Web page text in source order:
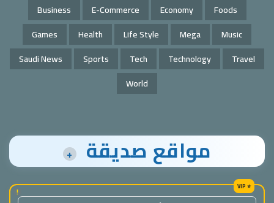
Business E-Commerce Economy
Foods
Games
Health Life Style Mega
Music
Saudi News
Sports Tech Technology
Travel
World
مواقع صديقة +
!